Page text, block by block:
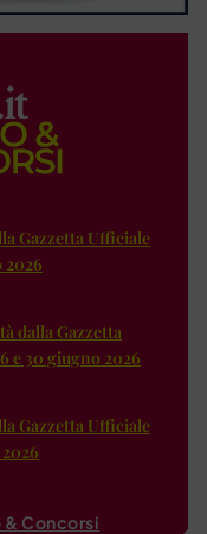
Gazzetta Ufficiale
2026
dalla Gazzetta
e 30 giugno 2026
Gazzetta Ufficiale
& Concorsi